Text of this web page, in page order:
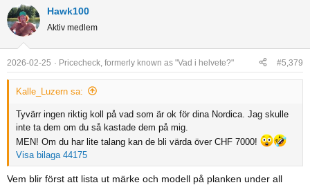
a
c
t
i
o
n
Hawk100
Aktiv medlem
2026-02-25 Pricecheck, formerly known as "Vad i helvete?" #5,379
Kalle_Luzern sa:
Tyvärr ingen riktig koll på vad som är ok för dina Nordica. Jag skulle
inte ta dem om du så kastade dem på mig.
MEN! Om du har lite talang kan de bli värda över CHF 7000!
Visa bilaga 44175
Vem blir först att lista ut märke och modell på planken under all